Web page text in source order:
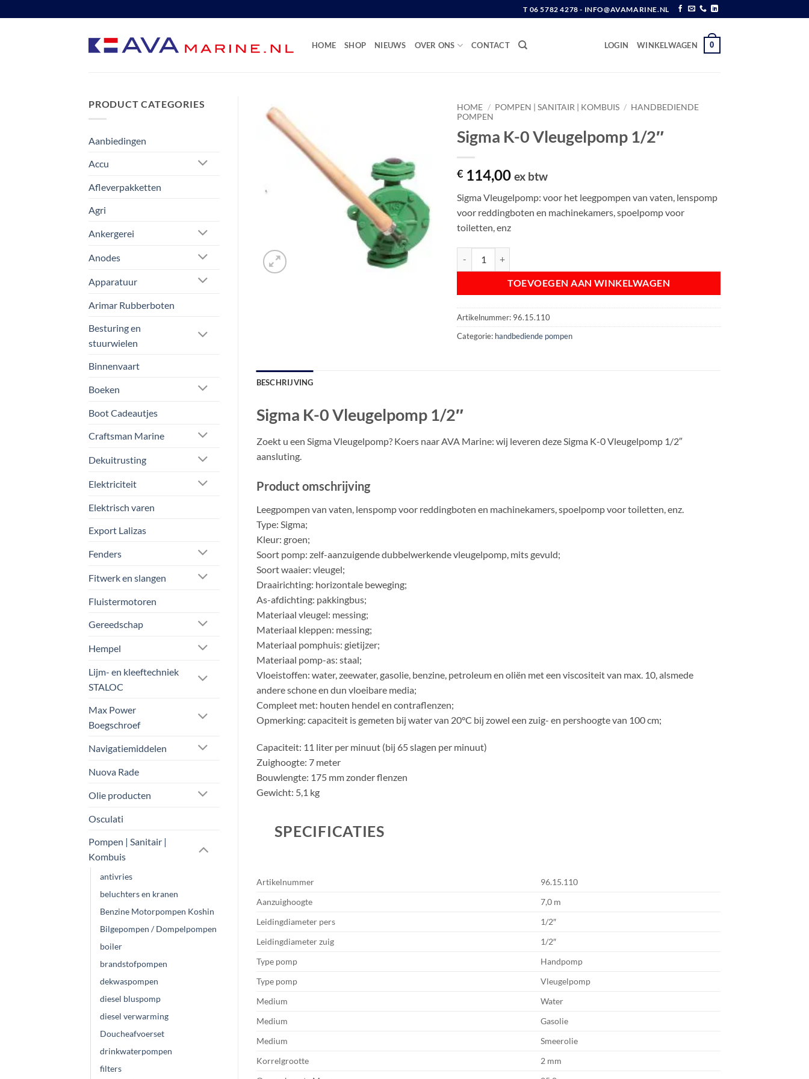
naar
T 06 5782 4278 - INFO@AVAMARINE.NL
HOME SHOP NIEUWS OVER ONS CONTACT LOGIN WINKELWAGEN 0
PRODUCT CATEGORIES
Aanbiedingen
Accu
Afleverpakketten
Agri
Ankergerei
Anodes
Apparatuur
Arimar Rubberboten
Besturing en
stuurwielen
Binnenvaart
Boeken
Boot Cadeautjes
Craftsman Marine
Dekuitrusting
Elektriciteit
Elektrisch varen
Export Lalizas
Fenders
Fitwerk en slangen
Fluistermotoren
Gereedschap
Hempel
Lijm- en kleeftechniek
STALOC
Max Power
Boegschroef
Navigatiemiddelen
Nuova Rade
Olie producten
Osculati
Pompen | Sanitair |
Kombuis
antivries
beluchters en kranen
Benzine Motorpompen Koshin
Bilgepompen / Dompelpompen
boiler
brandstofpompen
dekwaspompen
diesel bluspomp
diesel verwarming
Doucheafvoerset
drinkwaterpompen
filters
HOME / POMPEN | SANITAIR | KOMBUIS / HANDBEDIENDE
POMPEN
Sigma K-0 Vleugelpomp 1/2″
€ 114,00 ex btw
Sigma Vleugelpomp: voor het leegpompen van vaten, lenspomp
voor reddingboten en machinekamers, spoelpomp voor
toiletten, enz
TOEVOEGEN AAN WINKELWAGEN
Artikelnummer: 96.15.110
Categorie: handbediende pompen
BESCHRIJVING
Sigma K-0 Vleugelpomp 1/2″
Zoekt u een Sigma Vleugelpomp? Koers naar AVA Marine: wij leveren deze Sigma K-0 Vleugelpomp 1/2″
aansluting.
Product omschrijving
Leegpompen van vaten, lenspomp voor reddingboten en machinekamers, spoelpomp voor toiletten, enz.
Type: Sigma;
Kleur: groen;
Soort pomp: zelf-aanzuigende dubbelwerkende vleugelpomp, mits gevuld;
Soort waaier: vleugel;
Draairichting: horizontale beweging;
As-afdichting: pakkingbus;
Materiaal vleugel: messing;
Materiaal kleppen: messing;
Materiaal pomphuis: gietijzer;
Materiaal pomp-as: staal;
Vloeistoffen: water, zeewater, gasolie, benzine, petroleum en oliën met een viscositeit van max. 10, alsmede
andere schone en dun vloeibare media;
Compleet met: houten hendel en contraflenzen;
Opmerking: capaciteit is gemeten bij water van 20°C bij zowel een zuig- en pershoogte van 100 cm;
Capaciteit: 11 liter per minuut (bij 65 slagen per minuut)
Zuighoogte: 7 meter
Bouwlengte: 175 mm zonder flenzen
Gewicht: 5,1 kg
SPECIFICATIES
Artikelnummer
96.15.110
Aanzuighoogte
7,0 m
Leidingdiameter pers
1/2″
Leidingdiameter zuig
1/2″
Type pomp
Handpomp
Type pomp
Vleugelpomp
Medium
Water
Medium
Gasolie
Medium
Smeerolie
Korrelgrootte
2 mm